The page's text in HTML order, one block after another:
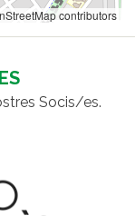
contributors
Socis/es.